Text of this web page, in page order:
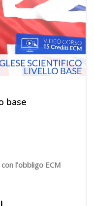
base
l'obbligo ECM